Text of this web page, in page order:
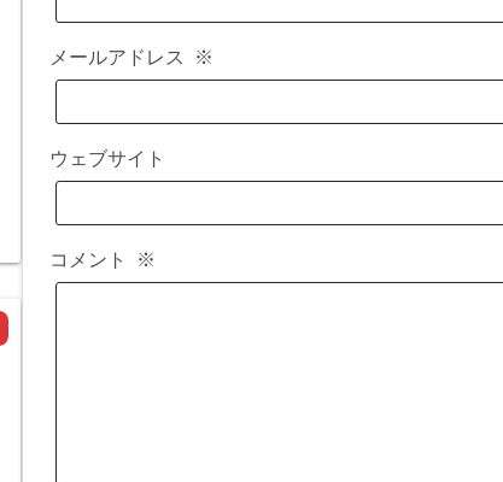
メールアドレス ※
ウェブサイト
コメント ※